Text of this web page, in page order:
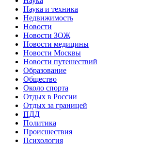
Наука и техника
Недвижимость
Новости
Новости ЗОЖ
Новости медицины
Новости Москвы
Новости путешествий
Образование
Общество
Около спорта
Отдых в России
Отдых за границей
ПДД
Политика
Происшествия
Психология